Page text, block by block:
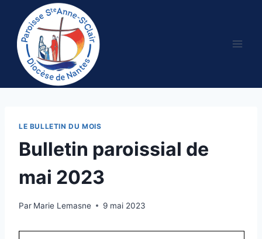
contenu
LE BULLETIN DU MOIS
Bulletin paroissial de
mai 2023
Par Marie Lemasne 9 mai 2023